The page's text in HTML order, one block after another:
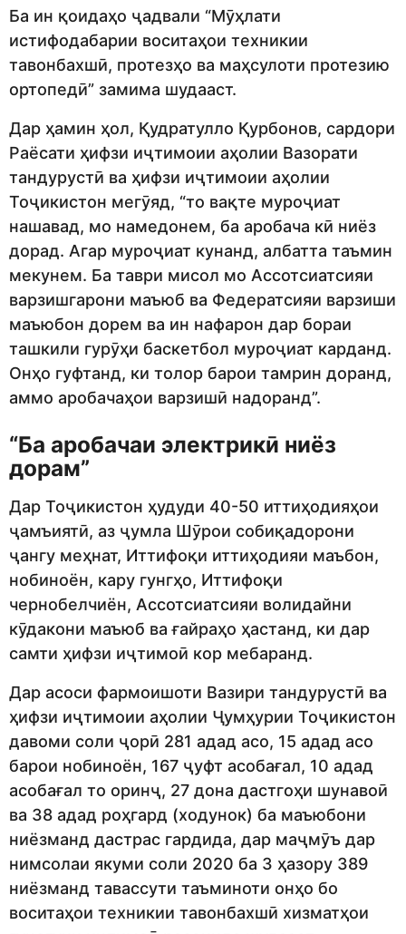
Ба ин қоидаҳо ҷадвали “Мӯҳлати
истифодабарии воситаҳои техникии
тавонбахшӣ, протезҳо ва маҳсулоти протезию
ортопедӣ” замима шудааст.
Дар ҳамин ҳол, Қудратулло Қурбонов, сардори
Раёсати ҳифзи иҷтимоии аҳолии Вазорати
тандурустӣ ва ҳифзи иҷтимоии аҳолии
Тоҷикистон мегӯяд, “то вақте муроҷиат
нашавад, мо намедонем, ба аробача кӣ ниёз
дорад. Агар муроҷиат кунанд, албатта таъмин
мекунем. Ба таври мисол мо Ассотсиатсияи
варзишгарони маъюб ва Федератсияи варзиши
маъюбон дорем ва ин нафарон дар бораи
ташкили гурӯҳи баскетбол муроҷиат карданд.
Онҳо гуфтанд, ки толор барои тамрин доранд,
аммо аробачаҳои варзишӣ надоранд”.
“Ба аробачаи электрикӣ ниёз
дорам”
Дар Тоҷикистон ҳудуди 40-50 иттиҳодияҳои
ҷамъиятӣ, аз ҷумла Шӯрои собиқадорони
ҷангу меҳнат, Иттифоқи иттиҳодияи маъбон,
нобиноён, кару гунгҳо, Иттифоқи
чернобелчиён, Ассотсиатсияи волидайни
кӯдакони маъюб ва ғайраҳо ҳастанд, ки дар
самти ҳифзи иҷтимоӣ кор мебаранд.
Дар асоси фармоишоти Вазири тандурустӣ ва
ҳифзи иҷтимоии аҳолии Ҷумҳурии Тоҷикистон
давоми соли ҷорӣ 281 адад асо, 15 адад асо
барои нобиноён, 167 ҷуфт асобағал, 10 адад
асобағал то оринҷ, 27 дона дастгоҳи шунавоӣ
ва 38 адад роҳгард (ходунок) ба маъюбони
ниёзманд дастрас гардида, дар маҷмӯъ дар
нимсолаи якуми соли 2020 ба 3 ҳазору 389
ниёзманд тавассути таъминоти онҳо бо
воситаҳои техникии тавонбахшӣ хизматҳои